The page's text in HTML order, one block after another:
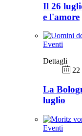
Il 26
e l'amore
Eventi
Dettagli
La
luglio
Eventi